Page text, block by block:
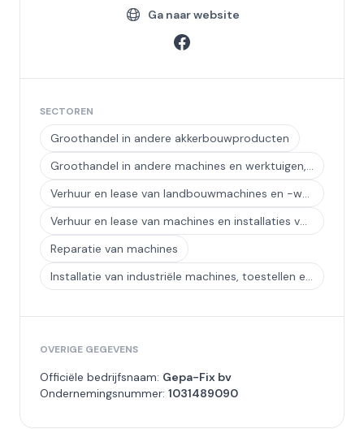
Ga naar website
SECTOREN
Groothandel in andere akkerbouwproducten
Groothandel in andere machines en werktuigen, n.e.g.
Verhuur en lease van landbouwmachines en -werktuigen
Verhuur en lease van machines en installaties voor de bouwnijverheid en de weg- en waterbouw
Reparatie van machines
Installatie van industriële machines, toestellen en werktuigen
OVERIGE GEGEVENS
Officiële bedrijfsnaam: Gepa-Fix bv
Ondernemingsnummer: 1031489090